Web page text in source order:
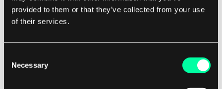
provided to them or that they’ve collected from your use
of their services.
Selection
Necessary
gängige Ansatz „rinse and repeat“ ignoriert die
möglicherweise gestoßen sind, zweifellos enden
wird, und kann daher eine solide Produktstrategie
nicht ersetzen. Und mit Strategie meinen wir nicht